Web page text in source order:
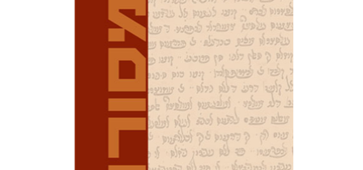
דוד מ' בוניס עפרה תירוש-בקר